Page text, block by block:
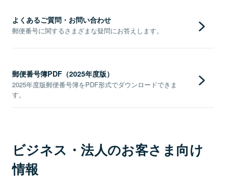
よくあるご質問・お問い合わせ
郵便番号に関するさまざまな疑問にお答えします。
郵便番号簿PDF（2025年度版）
2025年度版郵便番号簿をPDF形式でダウンロードできま
す。
ビジネス・法人のお客さま向け
情報